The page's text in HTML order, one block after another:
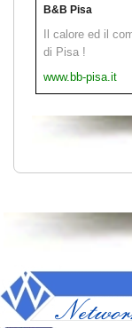
B&B Pisa
Il calore ed il
di Pisa !
www.bb-pisa.it